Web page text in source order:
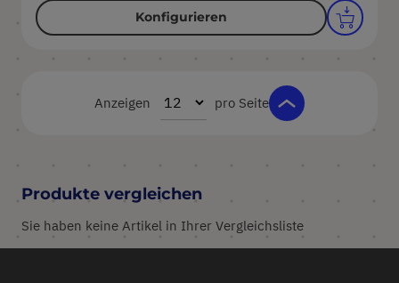
Konfigurieren
Anzeigen pro Seite
Produkte vergleichen
Sie haben keine Artikel in Ihrer Vergleichsliste